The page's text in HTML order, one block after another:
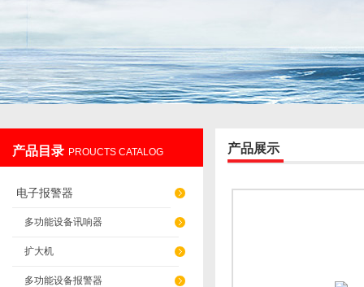
产品目录 PROUCTS CATALOG
电子报警器
多功能设备讯响器
扩大机
多功能设备报警器
产品展示